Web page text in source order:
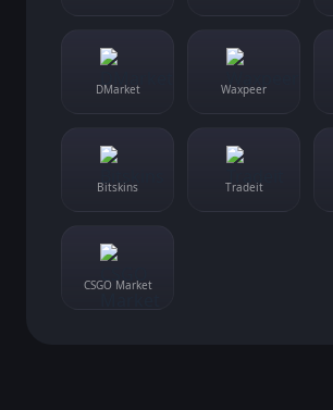
DMarket Waxpeer
Bitskins Tradeit
CSGO Market